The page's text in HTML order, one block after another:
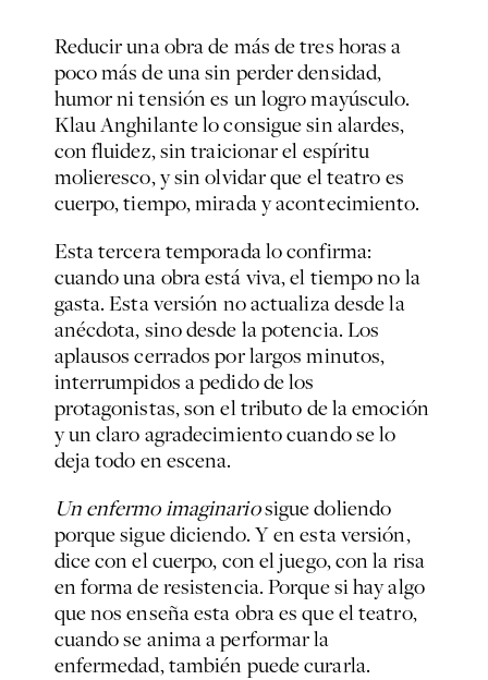
Reducir una obra de más de tres horas a
poco más de una sin perder densidad,
humor ni tensión es un logro mayúsculo.
Klau Anghilante lo consigue sin alardes,
con fluidez, sin traicionar el espíritu
molieresco, y sin olvidar que el teatro es
cuerpo, tiempo, mirada y acontecimiento.
Esta tercera temporada lo confirma:
cuando una obra está viva, el tiempo no la
gasta. Esta versión no actualiza desde la
anécdota, sino desde la potencia. Los
aplausos cerrados por largos minutos,
interrumpidos a pedido de los
protagonistas, son el tributo de la emoción
y un claro agradecimiento cuando se lo
deja todo en escena.
Un enfermo imaginariosigue doliendo
porque sigue diciendo. Y en esta versión,
dice con el cuerpo, con el juego, con la risa
en forma de resistencia. Porque si hay algo
que nos enseña esta obra es que el teatro,
cuando se anima a performar la
enfermedad, también puede curarla.